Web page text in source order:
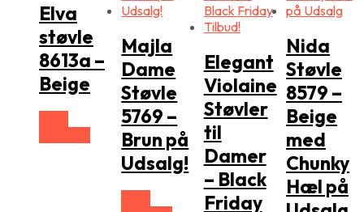
Elva
støvle
8613a –
Beige
Majla
Dame
Støvle
5769 –
Brun på
Udsalg!
Elegant
Violaine
Støvler
til
Damer
– Black
Friday
Nida
Støvle
8579 –
Beige
med
Chunky
Hæl på